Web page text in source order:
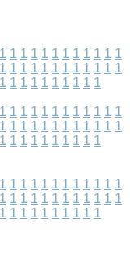
1 1 1 1 1 1 1 1 1 1 1 1
1 1 1 1 1 1 1 1 1 1 1 1
1 1 1 1 1 1 1 1 1 1
1 1 1 1 1 1 1 1 1 1 1 1
1 1 1 1 1 1 1 1 1 1 1 1
1 1 1 1 1 1 1 1 1 1
1 1 1 1 1 1 1 1 1 1 1 1
1 1 1 1 1 1 1 1 1 1 1 1
1 1 1 1 1 1 1 1 1 1